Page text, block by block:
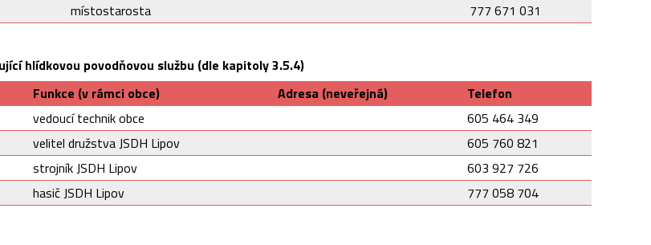
místostarosta 777 671 031
hlídkovou povodňovou službu (dle kapitoly 3.5.4)
Funkce (v rámci obce) Adresa (neveřejná)
Telefon
vedoucí technik obce
605 464 349
velitel družstva JSDH Lipov
605 760 821
strojník JSDH Lipov
603 927 726
hasič JSDH Lipov 777 058 704